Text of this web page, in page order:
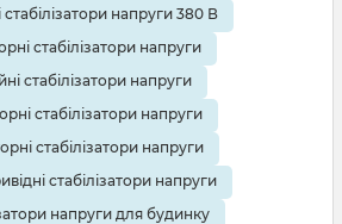
напруги 380 В
стабілізатори напруги
стабілізатори напруги
стабілізатори напруги
стабілізатори напруги
стабілізатори напруги
напруги для будинку